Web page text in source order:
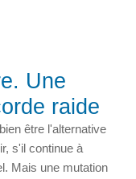
Une
raide
être l'alternative
s'il continue à
Mais une mutation